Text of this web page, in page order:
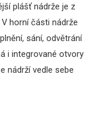
plášť nádrže je z
V horní části nádrže
sání, odvětrání
i integrované otvory
nádrží vedle sebe